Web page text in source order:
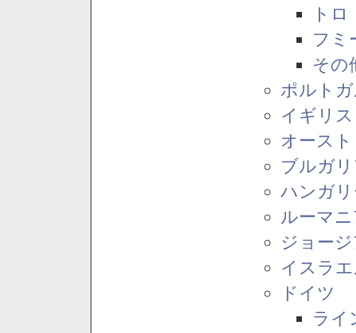
トロ
フミ
その
ポルト
イギリス
オース
ブルガ
ハンガ
ルーマ
ジョー
イスラ
ドイツ
ライ